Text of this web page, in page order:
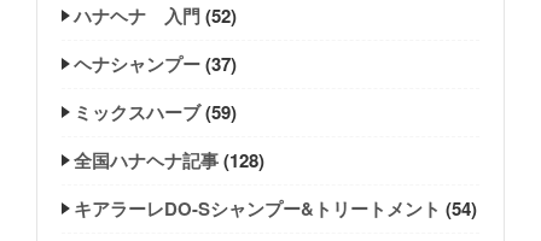
ハナヘナ 入門(52)
ヘナシャンプー(37)
ミックスハーブ(59)
全国ハナヘナ記事(128)
キアラーレDO-Sシャンプー&トリートメント (54)